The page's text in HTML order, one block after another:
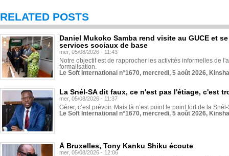
RELATED POSTS
Daniel Mukoko Samba rend visite au GUCE et
services sociaux de base
mer, 05/08/2026 - 11:43
Notre objectif est de rapprocher les activités informelles de
formalisation.
Le Soft International n°1670, mercredi, 5 août 2026,
La Snél-SA dit faux, ce n'est pas l'étiage, c'est
mer, 05/08/2026 - 11:37
Gérer, c’est prévoir. Mais là n’est point le point fort de la
Le Soft International n°1670, mercredi, 5 août 2026,
À Bruxelles, Tony Kanku Shiku écoute
mer, 05/08/2026 - 12:06